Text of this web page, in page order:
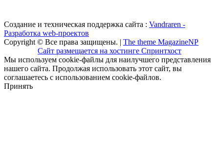
Создание и техническая поддержка сайта : Vandraren -
Разработка web-проектов
Copyright © Все права защищены. | The theme MagazineNP
Сайт размещается на хостинге Спринтхост
Мы используем cookie-файлы для наилучшего представления
нашего сайта. Продолжая использовать этот сайт, вы
соглашаетесь с использованием cookie-файлов.
Принять